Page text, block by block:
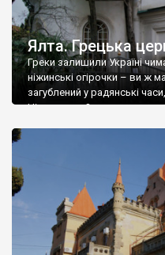
Ялта. Грецька
Греки залишили Україні
ніжинські огірочки – ви ж
загублений у радянські
Ніжин греки?